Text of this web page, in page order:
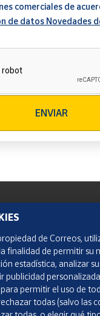
comerciales de
de datos Novedades
ENVIAR
Web
de Correos,
finalidad de permitir su
estadística, analizar
publicidad
permitir el uso de
todas (salvo las